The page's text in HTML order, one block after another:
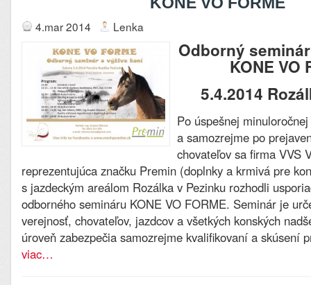
4.mar 2014 Lenka
Odborný
KONE VO
5.4.2014
Po úspešnej
a samozrejme po
chovateľov sa firma VVS
reprezentujúca značku Premin (doplnky a krmivá pre
s jazdeckým areálom Rozálka v Pezinku rozhodli
odborného semináru KONE VO FORME. Seminár je
verejnosť, chovateľov, jazdcov a všetkých konských
úroveň zabezpečia samozrejme kvalifikovaní a skúsení
viac…